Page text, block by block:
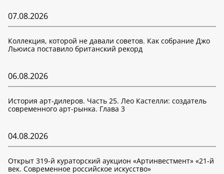
07.08.2026
Коллекция, которой не давали советов. Как собрание Джо
Льюиса поставило британский рекорд
06.08.2026
История арт-дилеров. Часть 25. Лео Кастелли: создатель
современного арт-рынка. Глава 3
04.08.2026
Открыт 319-й кураторский аукцион «Артинвестмент» «21-й
век. Современное российское искусство»